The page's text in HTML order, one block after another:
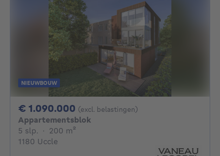
NIEUWBOUW
€ 1.090.000 1090000€
(excl. belastingen)
Appartementsblok
5 slp. 5 slaapkamers
· 200 m²
1180 Uccle